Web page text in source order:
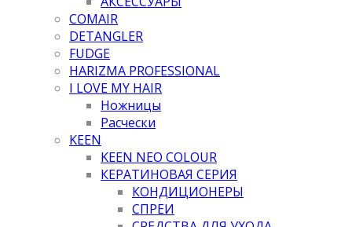
COMAIR
DETANGLER
FUDGE
HARIZMA PROFESSIONAL
I LOVE MY HAIR
Ножницы
Расчески
KEEN
KEEN NEO COLOUR
КЕРАТИНОВАЯ СЕРИЯ
КОНДИЦИОНЕРЫ
СПРЕИ